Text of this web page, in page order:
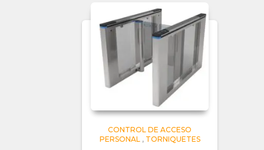
CONTROL DE ACCESO
PERSONAL, TORNIQUETES